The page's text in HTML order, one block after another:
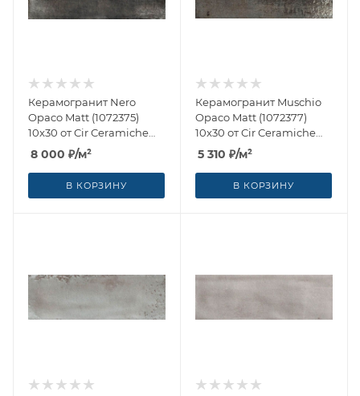
Керамогранит Nero
Opaco Matt (1072375)
10x30 от Cir Ceramiche
(Италия)
8 000 ₽/м²
В КОРЗИНУ
Керамогранит Muschio
Opaco Matt (1072377)
10x30 от Cir Ceramiche
(Италия)
5 310 ₽/м²
В КОРЗИНУ